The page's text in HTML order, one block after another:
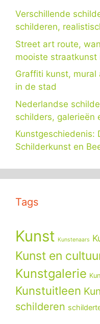
Verschillende
schilderen,
Street art route,
mooiste straatkunst
Graffiti kunst,
in de stad
Nederlandse
schilders, galerieën
Kunstgeschiedenis:
Schilderkunst en
Tags
Kunst Kunstenaars
Kunst en
Kunstgalerie
Kunstuitleen
schilderen